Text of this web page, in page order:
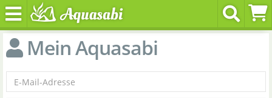
Mein Aquasabi